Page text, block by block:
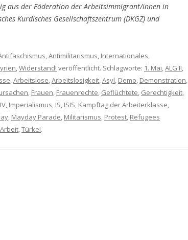
aus der Föderation der Arbeitsimmigrant/innen in
Kurdisches Gesellschaftszentrum (DKGZ) und
,Antimilitarismus, Internationales,
,Widerstand! veröffentlicht. Schlagworte: 1. Mai,ALG II,
,Arbeitslose,Arbeitslosigkeit,Asyl, Demo, Demonstration,
, Frauen, Frauenrechte, Geflüchtete, Gerechtigkeit,
, Imperialismus, IS, ISIS, Kampftag der Arbeiterklasse,
, Mayday Parade, Militarismus, Protest, Refugees
,Türkei.